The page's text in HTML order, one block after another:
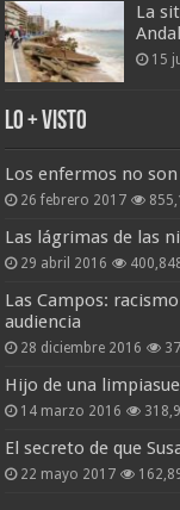
La
15
Lo + Visto
Los enfermos no
26 febrero 2017
Las lágrimas de las
29 abril 2016
Las Campos:
audiencia
28 diciembre 2016
Hijo de una
14 marzo 2016
El secreto de que
22 mayo 2017